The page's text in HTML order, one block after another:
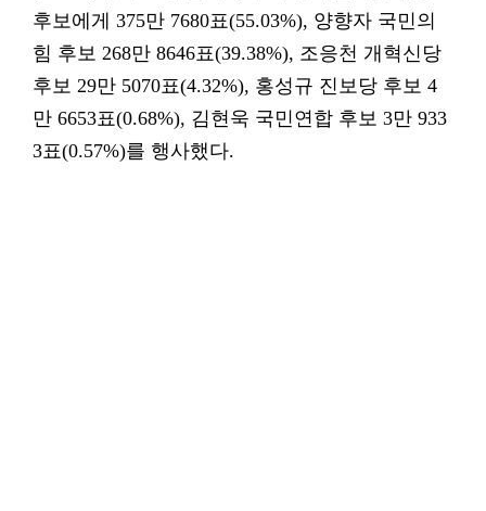
후보에게 375만 7680표(55.03%), 양향자 국민의
힘 후보 268만 8646표(39.38%), 조응천 개혁신당
후보 29만 5070표(4.32%), 홍성규 진보당 후보 4
만 6653표(0.68%), 김현욱 국민연합 후보 3만 933
3표(0.57%)를 행사했다.